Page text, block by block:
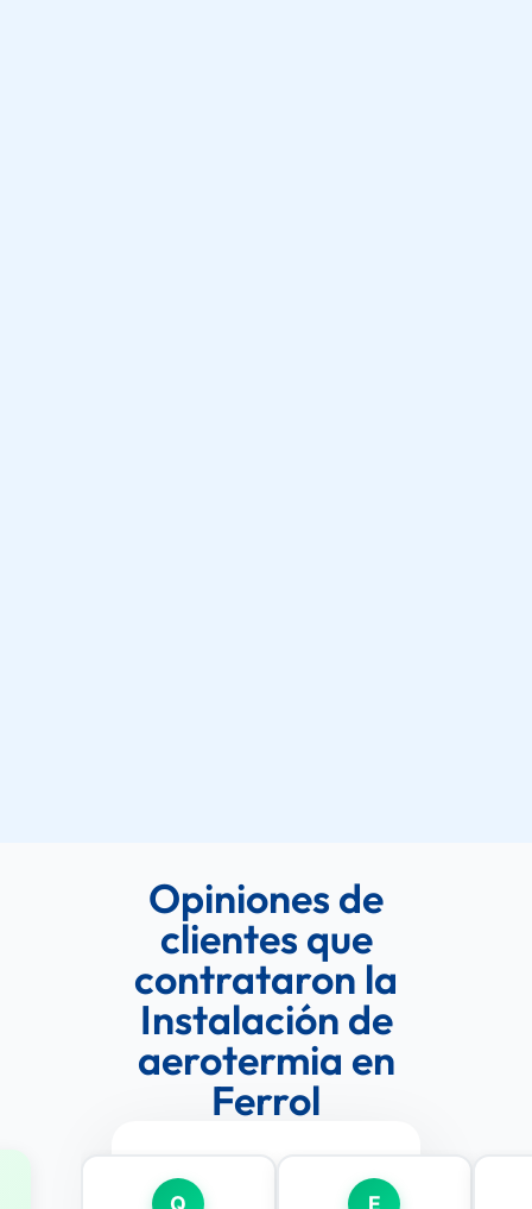
Opiniones de
clientes que
contrataron la
Instalación de
aerotermia en
Ferrol